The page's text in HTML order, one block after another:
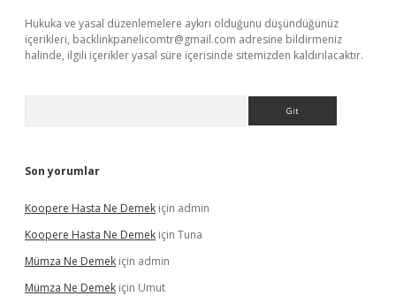
Hukuka ve yasal düzenlemelere aykırı olduğunu düşündüğünüz
içerikleri, backlinkpanelicomtr@gmail.com adresine bildirmeniz
halinde, ilgili içerikler yasal süre içerisinde sitemizden kaldırılacaktır.
Son yorumlar
Koopere Hasta Ne Demek için admin
Koopere Hasta Ne Demek için Tuna
Mümza Ne Demek için admin
Mümza Ne Demek için Umut